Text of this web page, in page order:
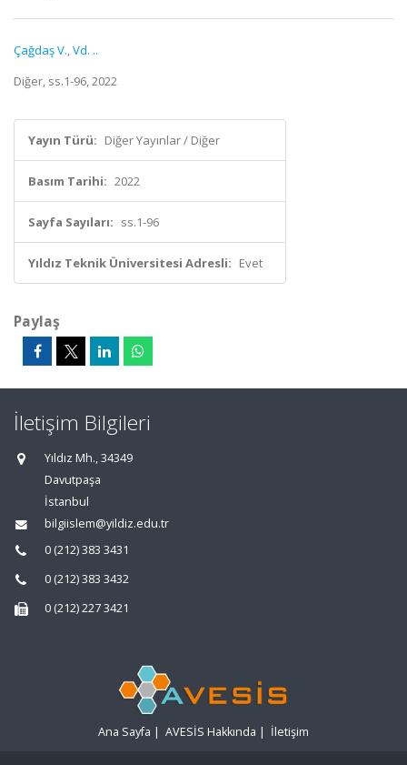
Çağdaş V.,Vd. ..
Diğer, ss.1-96, 2022
Yayın Türü: Diğer Yayınlar / Diğer
Basım Tarihi: 2022
Sayfa Sayıları: ss.1-96
Yıldız Teknik Üniversitesi Adresli: Evet
Paylaş
İletişim Bilgileri
Yıldız Mh., 34349
Davutpaşa
İstanbul
bilgiislem@yildiz.edu.tr
0 (212) 383 3431
0 (212) 383 3432
0 (212) 227 3421
Ana Sayfa | AVESİS Hakkında | İletişim